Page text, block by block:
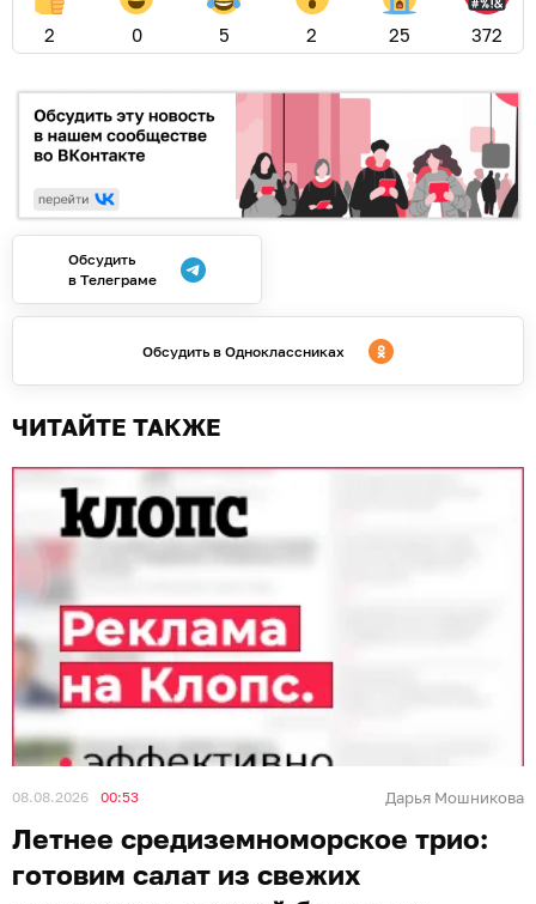
2 0 5 2 25 372
Обсудить
в Телеграме
Обсудить в Одноклассниках
ЧИТАЙТЕ ТАКЖЕ
08.08.2026 00:53 Дарья Мошникова
Летнее средиземноморское трио:
готовим салат из свежих